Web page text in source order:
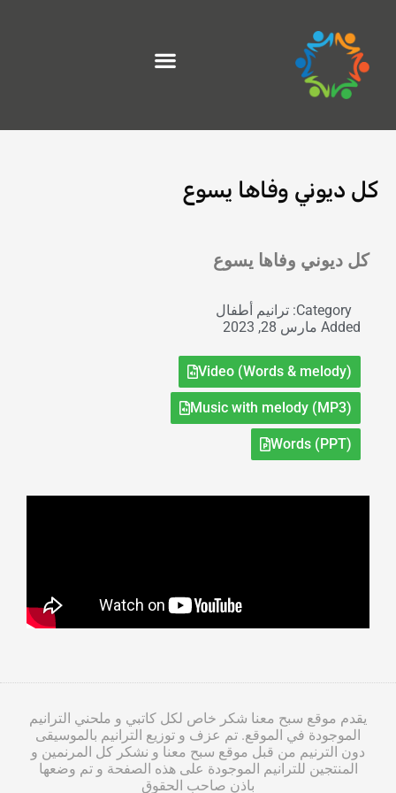
المحتوى
كل ديوني وفاها يسوع
كل ديوني وفاها يسوع
Category: ترانيم أطفال
Added مارس 28, 2023
Video (Words & melody)
Music with melody (MP3)
Words (PPT)
يقدم موقع سبح معنا شكر خاص لكل كاتبي و ملحني الترانيم
الموجودة في الموقع. تم عزف و توزيع الترانيم بالموسيقى
دون الترنيم من قبل موقع سبح معنا و نشكر كل المرنمين و
المنتجين للترانيم الموجودة على هذه الصفحة و تم وضعها
باذن صاحب الحقوق